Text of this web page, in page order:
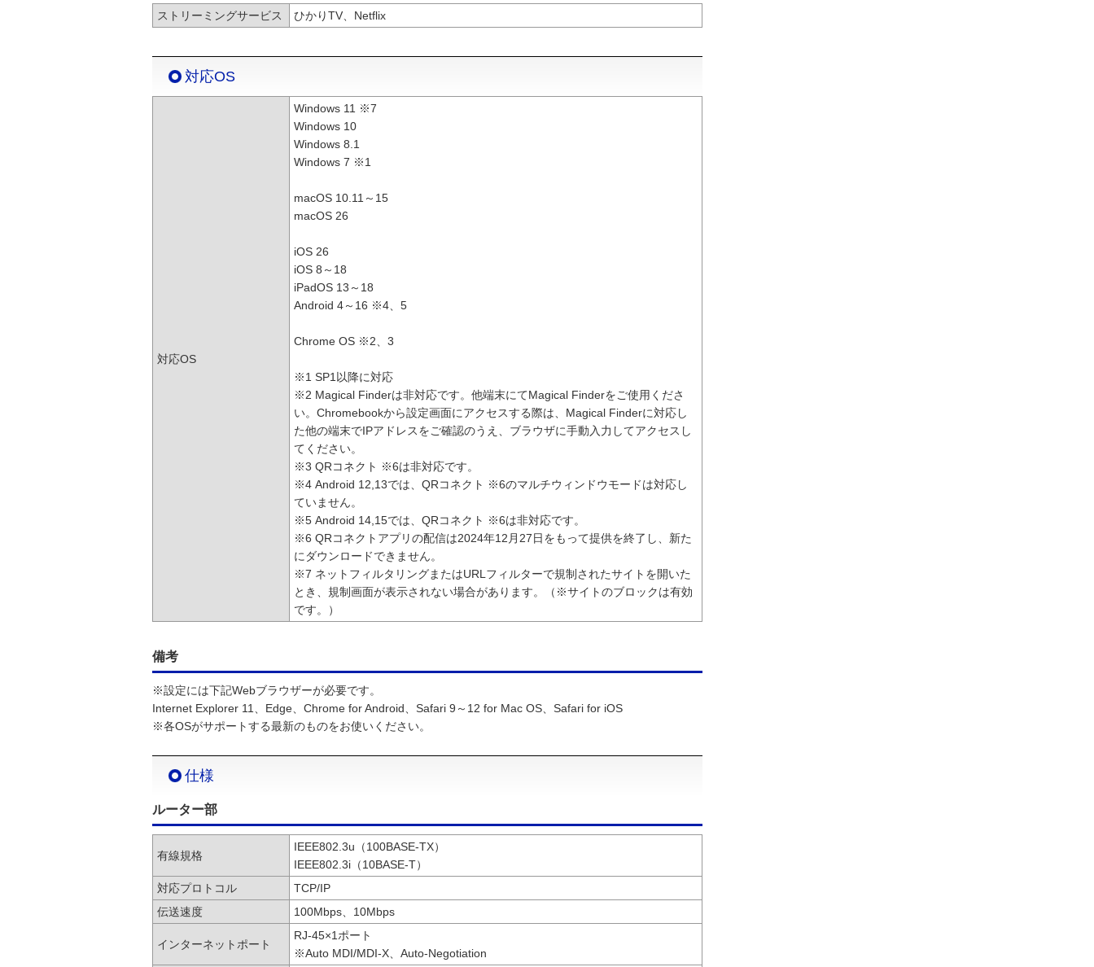
ストリーミングサービス ひかりTV、Netflix
対応OS
対応OS
Windows 11 ※7
Windows 10
Windows 8.1
Windows 7 ※1
macOS 10.11～15
macOS 26
iOS 26
iOS 8～18
iPadOS 13～18
Android 4～16 ※4、5
Chrome OS ※2、3
※1 SP1以降に対応
※2 Magical Finderは非対応です。他端末にてMagical Finderをご使用くださ
い。Chromebookから設定画面にアクセスする際は、Magical Finderに対応し
た他の端末でIPアドレスをご確認のうえ、ブラウザに手動入力してアクセスし
てください。
※3 QRコネクト ※6は非対応です。
※4 Android 12,13では、QRコネクト ※6のマルチウィンドウモードは対応し
ていません。
※5 Android 14,15では、QRコネクト ※6は非対応です。
※6 QRコネクトアプリの配信は2024年12月27日をもって提供を終了し、新た
にダウンロードできません。
※7 ネットフィルタリングまたはURLフィルターで規制されたサイトを開いた
とき、規制画面が表示されない場合があります。（※サイトのブロックは有効
です。）
備考
※設定には下記Webブラウザーが必要です。
Internet Explorer 11、Edge、Chrome for Android、Safari 9～12 for Mac OS、Safari for iOS
※各OSがサポートする最新のものをお使いください。
仕様
ルーター部
有線規格
IEEE802.3u（100BASE-TX）
IEEE802.3i（10BASE-T）
対応プロトコル
TCP/IP
伝送速度
100Mbps、10Mbps
インターネットポート
RJ-45×1ポート
※Auto MDI/MDI-X、Auto-Negotiation